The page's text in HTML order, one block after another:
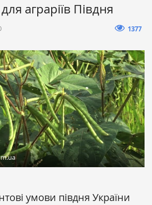
аграріїв Півдня
1377
умови півдня України